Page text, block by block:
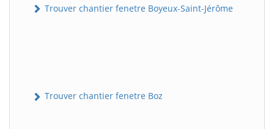
Trouver chantier fenetre Boyeux-Saint-Jérôme
Trouver chantier fenetre Boz